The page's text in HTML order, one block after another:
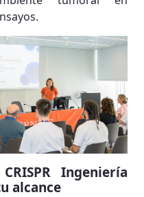
Ingeniería
alcance